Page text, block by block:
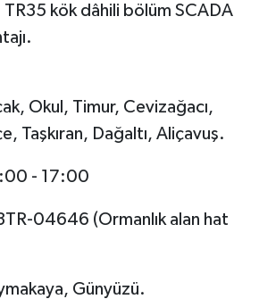
TR35 kök dâhili bölüm SCADA
Okul, Timur, Cevizağacı,
Taşkıran, Dağaltı, Aliçavuş.
- 17:00
04646 (Ormanlık alan hat
Günyüzü.